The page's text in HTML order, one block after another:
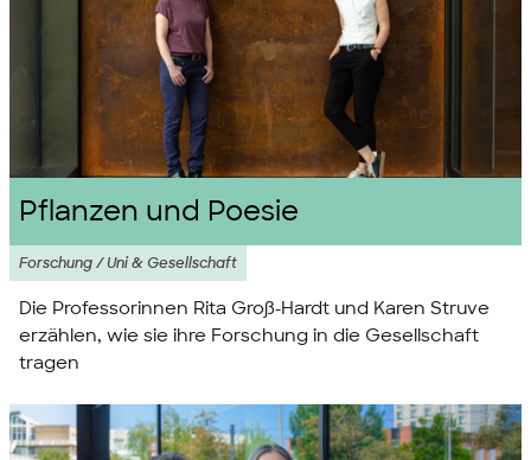
Pflanzen und Poesie
Forschung / Uni & Gesellschaft
Die Professorinnen Rita Groß-Hardt und Karen Struve
erzählen, wie sie ihre Forschung in die Gesellschaft
tragen